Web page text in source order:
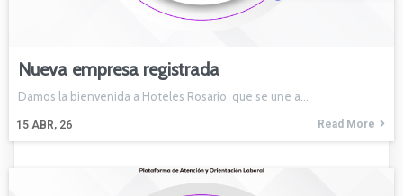
Nueva empresa registrada
15 ABR, 26
Damos la bienvenida a Hoteles Rosario, que se une a…
Read More